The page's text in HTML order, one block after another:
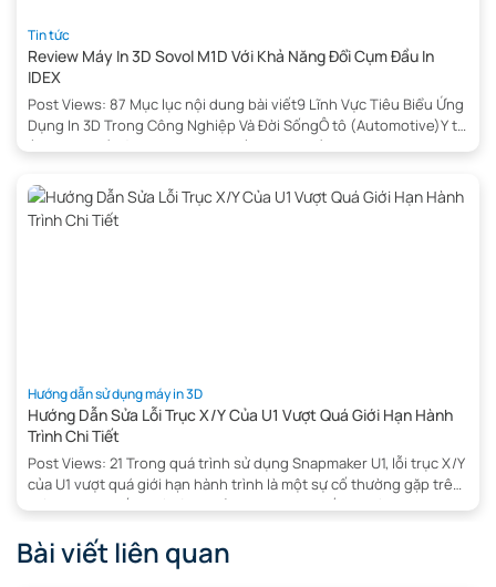
Tin tức
Review Máy In 3D Sovol M1D Với Khả Năng Đổi Cụm Đầu In
IDEX
Post Views: 87 Mục lục nội dung bài viết9 Lĩnh Vực Tiêu Biểu Ứng
Dụng In 3D Trong Công Nghiệp Và Đời SốngÔ tô (Automotive)Y tế
(Healthcare)Hàng không vũ trụ (Aerospace)Xây dựng
Goods)Thời trang (Fashion)Sản xuất công nghiệp
(Manufacturing)Ứng dụng in 3D trong khuôn mẫuKết luậnMáy In
3D Sovol […]
Hướng dẫn sử dụng máy in 3D
Hướng Dẫn Sửa Lỗi Trục X/Y Của U1 Vượt Quá Giới Hạn Hành
Trình Chi Tiết
Post Views: 21 Trong quá trình sử dụng Snapmaker U1, lỗi trục X/Y
của U1 vượt quá giới hạn hành trình là một sự cố thường gặp trên
máy in 3D , khiến quá trình khởi động hoặc in ấn bị gián đoạn.
[…]
Bài viết liên quan